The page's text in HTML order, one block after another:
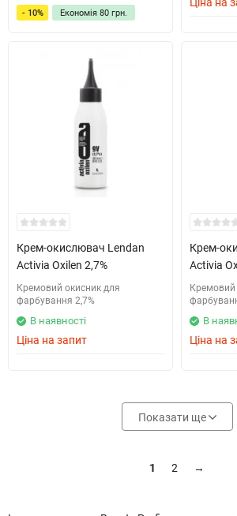
- 10% Економія 80 грн.
Крем-окислювач Lendan
Activia Oxilen 2,7%
Кремовий окисник для
фарбування 2,7%
В наявності
Ціна на запит
Крем-
Activia
Кремовий
В
Ціна на
Показати ще
1 2 →